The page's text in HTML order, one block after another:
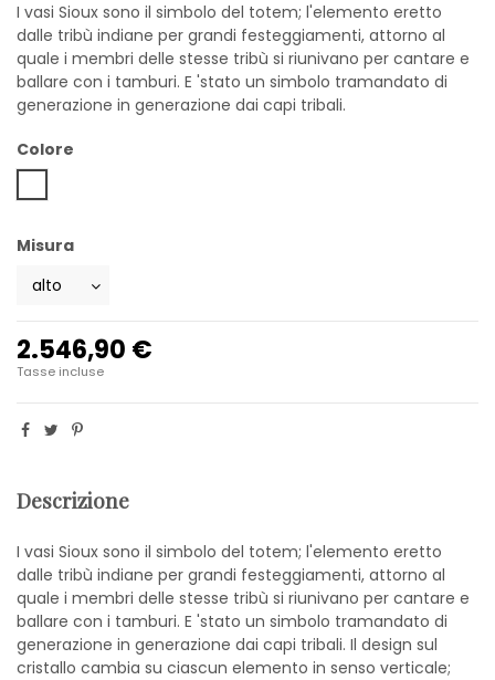
I vasi Sioux sono il simbolo del totem; l'elemento eretto
dalle tribù indiane per grandi festeggiamenti, attorno al
quale i membri delle stesse tribù si riunivano per cantare e
ballare con i tamburi. E 'stato un simbolo tramandato di
generazione in generazione dai capi tribali.
Colore
Misura
2.546,90 €
Tasse incluse
Descrizione
I vasi Sioux sono il simbolo del totem; l'elemento eretto
dalle tribù indiane per grandi festeggiamenti, attorno al
quale i membri delle stesse tribù si riunivano per cantare e
ballare con i tamburi. E 'stato un simbolo tramandato di
generazione in generazione dai capi tribali. Il design sul
cristallo cambia su ciascun elemento in senso verticale;